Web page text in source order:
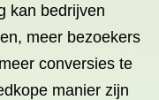
kan bedrijven
meer bezoekers
conversies te
manier zijn